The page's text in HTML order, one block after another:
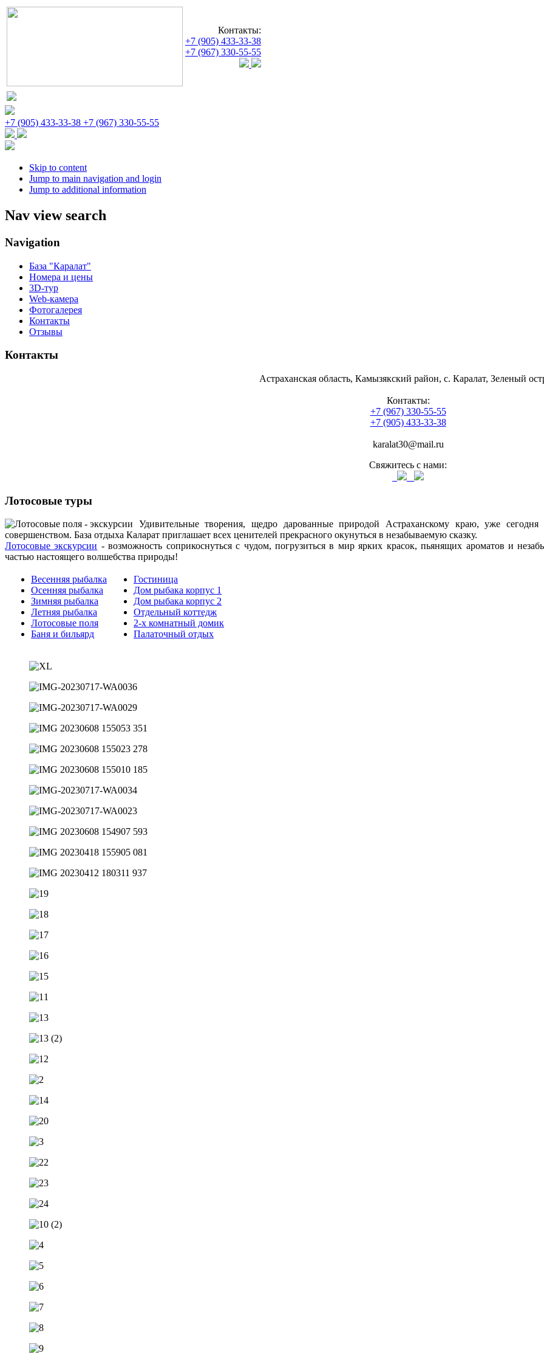
Контакты:
+7 (905) 433-33-38
+7 (967) 330-55-55
+7 (905) 433-33-38 +7 (967) 330-55-55
Skip to content
Jump to main navigation and login
Jump to additional information
Nav view search
Navigation
База "Каралат"
Номера и цены
3D-тур
Web-камера
Фотогалерея
Контакты
Отзывы
Контакты
Астраханская область, Камызякский район, с. Каралат, Зеленый
Контакты:
+7 (967) 330-55-55
+7 (905) 433-33-38
karalat30@mail.ru
Свяжитесь с нами:
Лотосовые туры
Удивительные творения, щедро дарованные природой Астраханскому краю, уже
совершенством. База отдыха Каларат приглашает всех ценителей прекрасного окунуться в незабываемую сказку.
Лотосовые экскурсии - возможность соприкоснуться с чудом, погрузиться в мир ярких красок, пьянящих ароматов и
частью настоящего волшебства природы!
Весенняя рыбалка
Осенняя рыбалка
Зимняя рыбалка
Летняя рыбалка
Лотосовые поля
Баня и бильярд
Гостиница
Дом рыбака корпус 1
Дом рыбака корпус 2
Отдельный коттедж
2-х комнатный домик
Палаточный отдых